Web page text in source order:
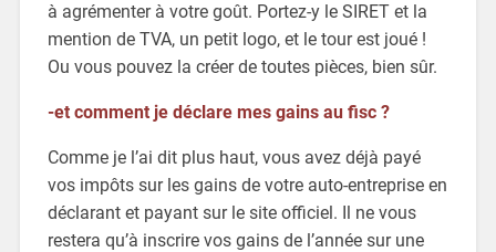
à agrémenter à votre goût. Portez-y le SIRET et la
mention de TVA, un petit logo, et le tour est joué !
Ou vous pouvez la créer de toutes pièces, bien sûr.
-et comment je déclare mes gains au fisc ?
Comme je l’ai dit plus haut, vous avez déjà payé
vos impôts sur les gains de votre auto-entreprise en
déclarant et payant sur le site officiel. Il ne vous
restera qu’à inscrire vos gains de l’année sur une